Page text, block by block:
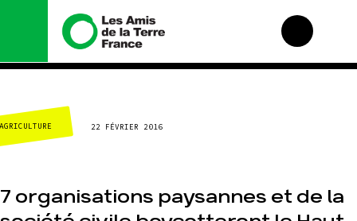
Nous connaître
Histoire
Valeurs
Mode : une tendance
AGRICULTURE 22 FÉVRIER 2016
7 organisations paysannes et de la